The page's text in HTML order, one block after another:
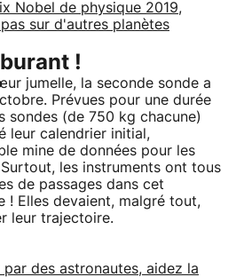
Nobel de physique 2019,
sur d'autres planètes
!
jumelle, la seconde sonde a
Prévues pour une durée
sondes (de 750 kg chacune)
leur calendrier initial,
mine de données pour les
les instruments ont tous
de passages dans cet
! Elles devaient, malgré tout,
leur trajectoire.
des astronautes, aidez la